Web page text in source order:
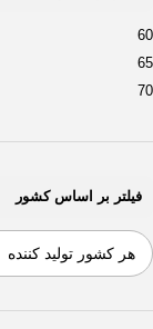
60
65
70
فیلتر بر اساس کشور